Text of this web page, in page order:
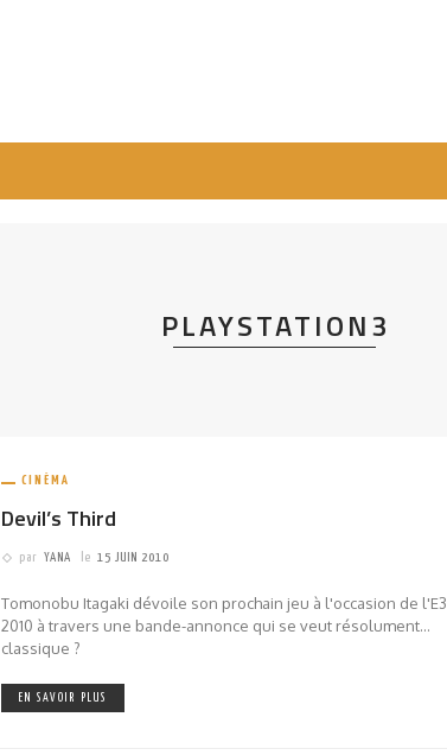
PLAYSTATION3
CINÉMA
Devil’s Third
par YANA le 15 JUIN 2010
Tomonobu Itagaki dévoile son prochain jeu à l'occasion de l'E3
2010 à travers une bande-annonce qui se veut résolument...
classique ?
EN SAVOIR PLUS